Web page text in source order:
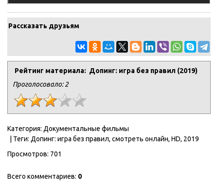
Рассказать друзьям
Рейтинг материала: Допинг: игра без правил (2019)
Проголосовало:2
Категория: Документальные фильмы
| Теги: Допинг: игра без правил, смотреть онлайн, HD, 2019
Просмотров: 701
Всего комментариев: 0